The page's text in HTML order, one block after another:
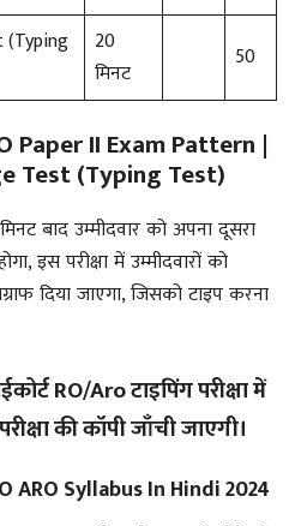
(Typing
20
मिनट
50
Paper II Exam Pattern |
Test (Typing Test)
बाद उम्मीदवार को अपना दूसरा
इस परीक्षा में उम्मीदवारों को
दिया जाएगा, जिसको टाइप करना
RO/Aro टाइपिंग परीक्षा में
की कॉपी जाँची जाएगी।
ARO Syllabus In Hindi 2024